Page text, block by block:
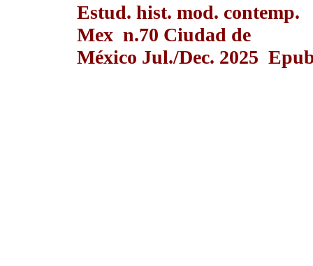
Estud. hist. mod. contemp.
Mex n.70 Ciudad de
México Jul./Dec. 2025